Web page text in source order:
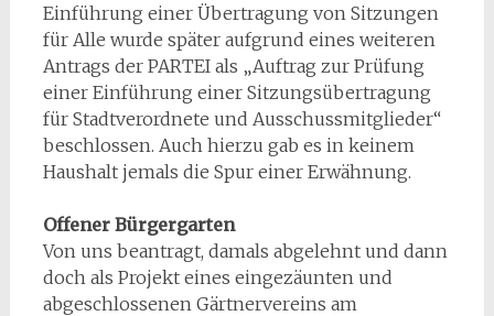
Einführung einer Übertragung von Sitzungen
für Alle wurde später aufgrund eines weiteren
Antrags der PARTEI als „Auftrag zur Prüfung
einer Einführung einer Sitzungsübertragung
für Stadtverordnete und Ausschussmitglieder“
beschlossen. Auch hierzu gab es in keinem
Haushalt jemals die Spur einer Erwähnung.
Offener Bürgergarten
Von uns beantragt, damals abgelehnt und dann
doch als Projekt eines eingezäunten und
abgeschlossenen Gärtnervereins am